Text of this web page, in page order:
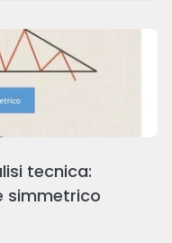
tecnica:
simmetrico